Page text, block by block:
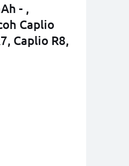
- ,
Caplio
Caplio R8,